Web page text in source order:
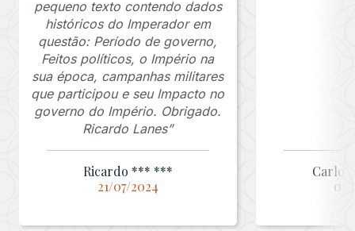
pequeno texto contendo dados
históricos do Imperador em
questão: Período de governo,
Feitos políticos, o Império na
sua época, campanhas militares
que participou e seu Impacto no
governo do Império. Obrigado.
Ricardo Lanes”
Ricardo *** ***
21/07/2024
03/